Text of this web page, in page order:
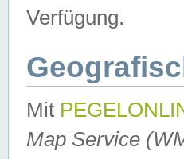
Verfügung.
Mit
Map Service